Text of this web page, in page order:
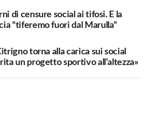
di censure social ai tifosi. E la
“tiferemo fuori dal Marulla”
torna alla carica sui social
un progetto sportivo all’altezza»